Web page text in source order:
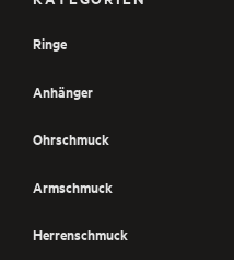
Ringe
Anhänger
Ohrschmuck
Armschmuck
Herrenschmuck